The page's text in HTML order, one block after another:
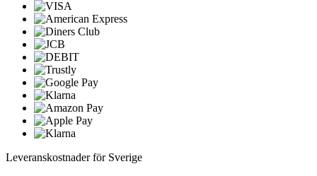
Leveranskostnader för Sverige